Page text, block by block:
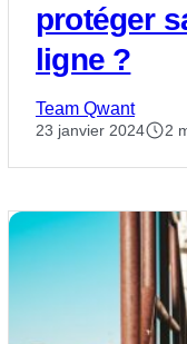
protéger
ligne ?
Team Qwant
23 janvier 2024 2